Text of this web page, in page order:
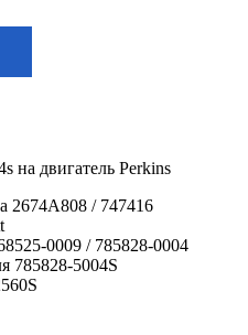
на двигатель Perkins
2674A808 / 747416
0009 / 785828-0004
785828-5004S